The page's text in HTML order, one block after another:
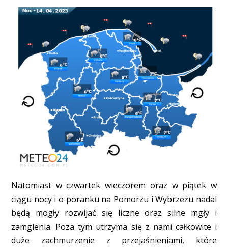
Natomiast w czwartek wieczorem oraz w piątek w
ciągu nocy i o poranku na Pomorzu i Wybrzeżu nadal
będą mogły rozwijać się liczne oraz silne mgły i
zamglenia. Poza tym utrzyma się z nami całkowite i
duże zachmurzenie z przejaśnieniami, które